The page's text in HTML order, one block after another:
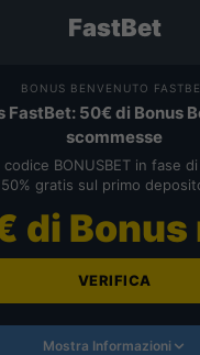
FastBet
BONUS BENVENUTO
FastBet: 50€ di Bonus
scommesse
codice BONUSBET in fase
gratis sul primo
di Bonus
VERIFICA
Mostra Informazioni